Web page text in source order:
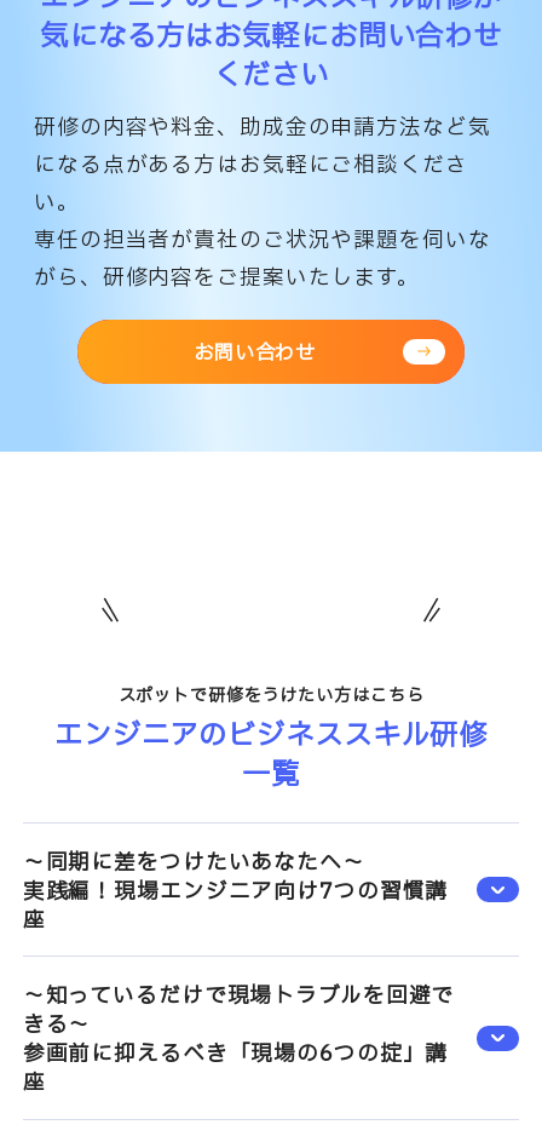
気になる方はお気軽にお問い合わせ
ください
研修の内容や料金、助成金の申請方法など気
になる点がある方はお気軽にご相談くださ
い。
専任の担当者が貴社のご状況や課題を伺いな
がら、研修内容をご提案いたします。
お問い合わせ
スポットで研修をうけたい方はこちら
エンジニアのビジネススキル研修
一覧
～同期に差をつけたいあなたへ～
実践編！現場エンジニア向け7つの習慣講
座
～知っているだけで現場トラブルを回避で
きる～
参画前に抑えるべき「現場の6つの掟」講
座